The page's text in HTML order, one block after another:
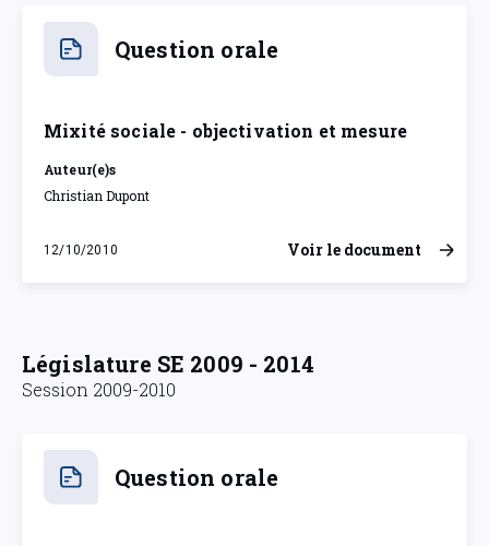
Question orale
Mixité sociale - objectivation et mesure
Auteur(e)s
Christian Dupont
12/10/2010
mardi 12 octobre 2010
Voir le document
Législature SE 2009 - 2014
Session 2009-2010
Question orale